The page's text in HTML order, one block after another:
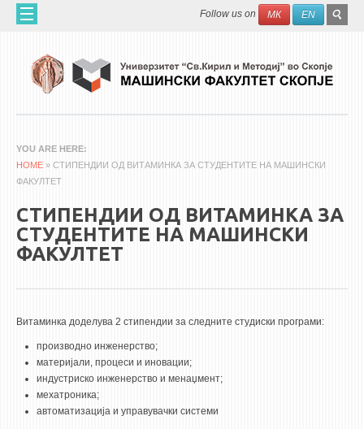
Skip to main content Search
Follow us on МК EN
ЗА НАС
60 ГОДИНИ МФ
ОРГАНИЗАЦИЈА
МАШИНСКО ИНЖЕНЕРСТВО - НАУЧНО СПИСАНИЕ
АПЛИКАТИВНА ДЕЈНОСТ
QIM-SEE
3DFindIT
WATERBRIDGING
CIRASIM
YOU ARE HERE
HOME » СТИПЕНДИИ ОД ВИТАМИНКА ЗА СТУДЕНТИТЕ НА МАШИНСКИ
ФАКУЛТЕТ
СТИПЕНДИИ ОД ВИТАМИНКА ЗА
СТУДЕНТИТЕ НА МАШИНСКИ
ФАКУЛТЕТ
Витаминка доделува 2 стипендии за следните студиски програми:
производно инженерство;
материјали, процеси и иновации;
индустриско инженерство и менаџмент;
мехатроника;
автоматизација и управувачки системи